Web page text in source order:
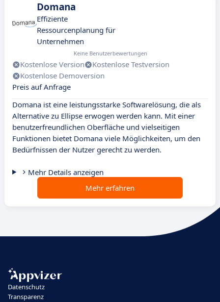
Domana
Effiziente
Ressourcenplanung für
Unternehmen
Keine Benutzerbewertungen
Kostenlose Version
Kostenlose Testversion
Kostenlose Demoversion
Preis auf Anfrage
Domana ist eine leistungsstarke Softwarelösung, die als
Alternative zu Ellipse erwogen werden kann. Mit einer
benutzerfreundlichen Oberfläche und vielseitigen
Funktionen bietet Domana viele Möglichkeiten, um den
Bedürfnissen der Nutzer gerecht zu werden.
Mehr Details anzeigen
Mehr erfahren
Datenschutz
Transparenz